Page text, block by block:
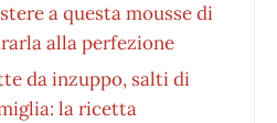
a questa mousse di
alla perfezione
da inzuppo, salti di
la ricetta